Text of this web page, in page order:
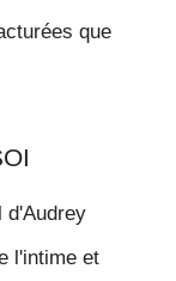
que
d'Audrey
l'intime et